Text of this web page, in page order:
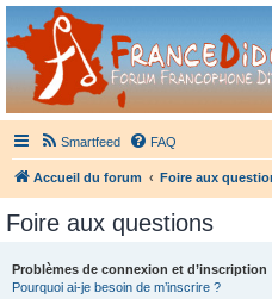
France Didgeridoo
Didgeridoo et Guimbarde sur France
Smartfeed FAQ
Accueil du forum Foire aux
Foire aux questions
Problèmes de connexion et d’inscription
Pourquoi ai-je besoin de m’inscrire ?